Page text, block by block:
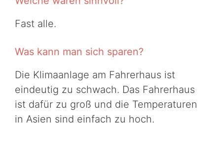
Fast alle.
Was kann man sich sparen?
Die Klimaanlage am Fahrerhaus ist
eindeutig zu schwach. Das Fahrerhaus
ist dafür zu groß und die Temperaturen
in Asien sind einfach zu hoch.